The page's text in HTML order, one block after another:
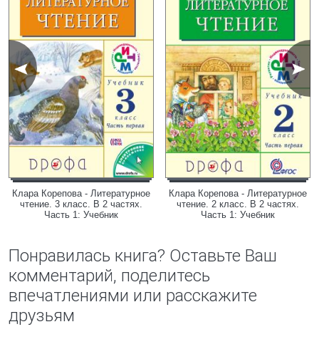
Клара Корепова - Литературное
чтение. 3 класс. В 2 частях.
Часть 1: Учебник
Клара Корепова - Литературное
чтение. 2 класс. В 2 частях.
Часть 1: Учебник
Понравилась книга? Оставьте Ваш
комментарий, поделитесь
впечатлениями или расскажите
друзьям